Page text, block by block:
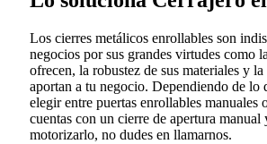
Los cierres metálicos enrollables son
negocios por sus grandes virtudes como
ofrecen, la robustez de sus materiales y la
aportan a tu negocio. Dependiendo de lo
elegir entre puertas enrollables manuales
cuentas con un cierre de apertura manual
motorizarlo, no dudes en llamarnos.